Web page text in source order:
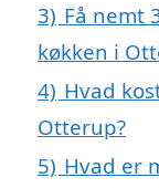
3) Få nemt
køkken i
4) Hvad
Otterup?
5) Hvad er